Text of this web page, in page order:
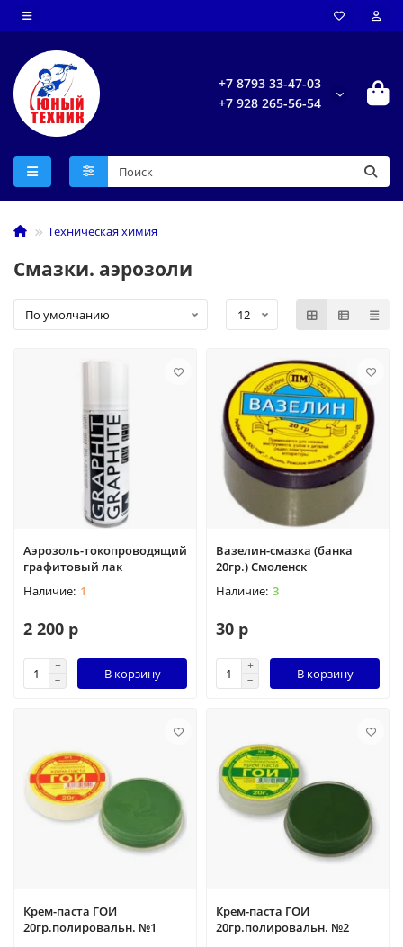
+7 8793 33-47-03
+7 928 265-56-54
Техническая химия
Смазки. аэрозоли
Аэрозоль-токопроводящий
графитовый лак
1
2 200 р
В корзину
Вазелин-смазка (банка
20гр.) Смоленск
3
30 р
В корзину
Крем-паста ГОИ
20гр.полировальн. №1
Крем-паста ГОИ
20гр.полировальн. №2